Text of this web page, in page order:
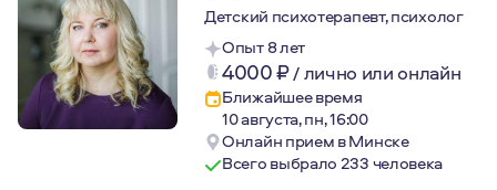
Детский психотерапевт, психолог
Опыт 8 лет
4000₽/лично или онлайн
Ближайшее время
10 августа, пн, 16:00
Онлайн прием в Минске
Всего выбрало 233 человека